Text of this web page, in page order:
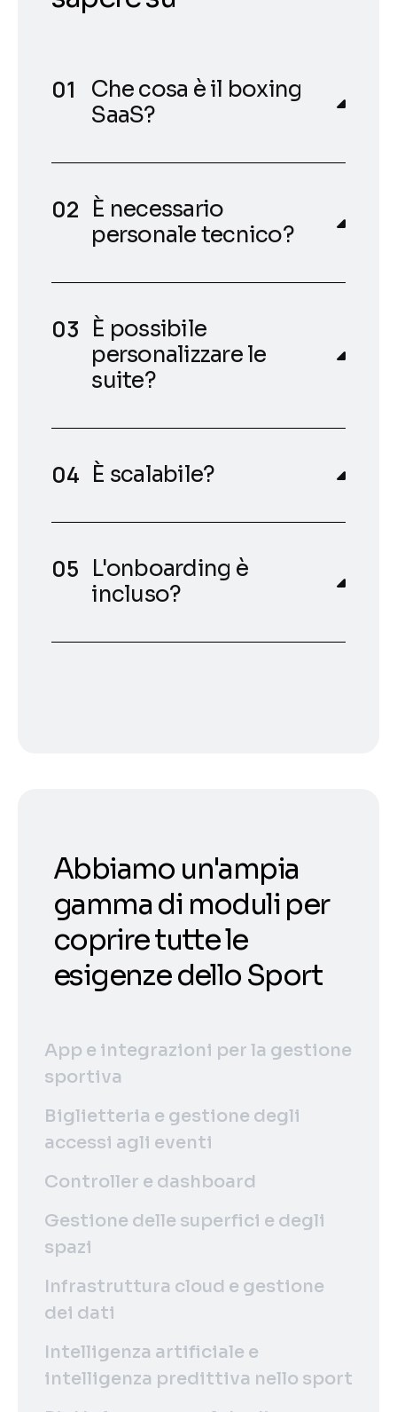
Che cosa è il boxing
SaaS?
È necessario
personale tecnico?
È possibile
personalizzare le
suite?
È scalabile?
L'onboarding è
incluso?
Abbiamo un'ampia
gamma di moduli per
coprire tutte le
esigenze dello Sport
App e integrazioni per la gestione
sportiva
Biglietteria e gestione degli
accessi agli eventi
Controller e dashboard
Gestione delle superfici e degli
spazi
Infrastruttura cloud e gestione
dei dati
Intelligenza artificiale e
intelligenza predittiva nello sport